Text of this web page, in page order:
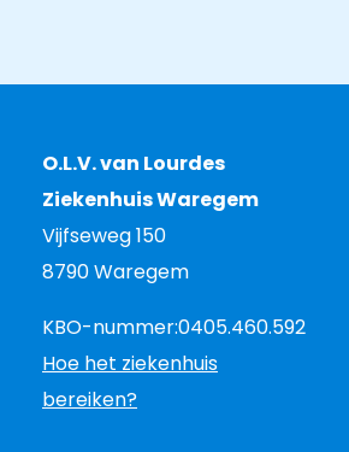
O.L.V. van Lourdes
Ziekenhuis Waregem
Vijfseweg 150
8790 Waregem
KBO-nummer:0405.460.592
Hoe het ziekenhuis
bereiken?